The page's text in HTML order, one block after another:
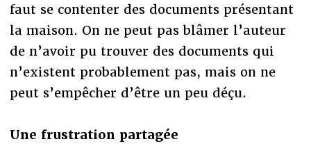
faut se contenter des documents présentant
la maison. On ne peut pas blâmer l’auteur
de n’avoir pu trouver des documents qui
n’existent probablement pas, mais on ne
peut s’empêcher d’être un peu déçu.
Une frustration partagée